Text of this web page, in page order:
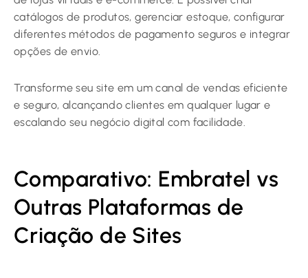
catálogos de produtos, gerenciar estoque, configurar
diferentes métodos de pagamento seguros e integrar
opções de envio.
Transforme seu site em um canal de vendas eficiente
e seguro, alcançando clientes em qualquer lugar e
escalando seu negócio digital com facilidade.
Comparativo: Embratel vs
Outras Plataformas de
Criação de Sites